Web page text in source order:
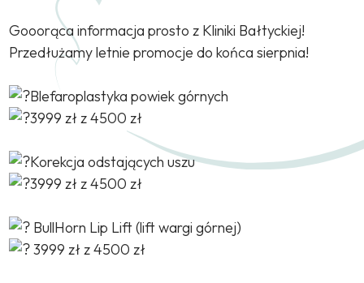
Gooorąca informacja prosto z Kliniki Bałtyckiej!
Przedłużamy letnie promocje do końca sierpnia!
Blefaroplastyka powiek górnych
3999 zł z 4500 zł
Korekcja odstających uszu
3999 zł z 4500 zł
BullHorn Lip Lift (lift wargi górnej)
3999 zł z 4500 zł